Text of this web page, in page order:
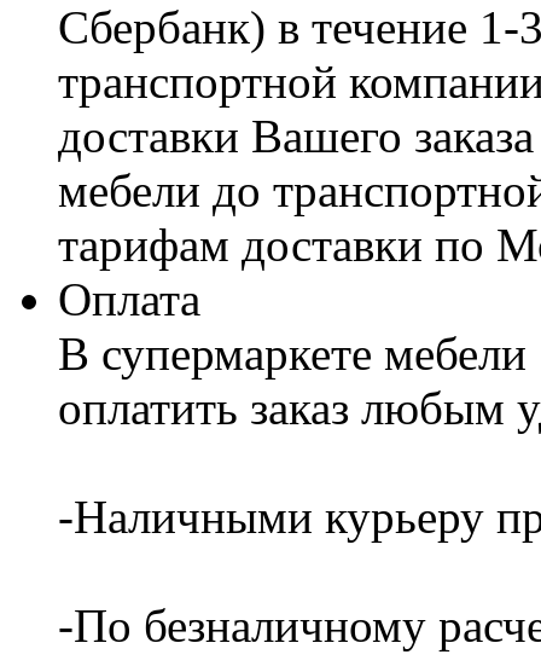
Сбербанк) в течение
транспортной
доставки Вашего
мебели до
тарифам доставки по
Оплата
В супермаркете
оплатить заказ любым
-Наличными курьеру
-По безналичному